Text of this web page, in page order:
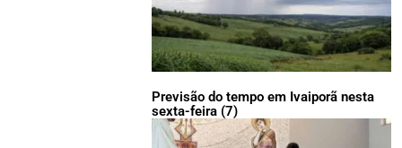
Previsão do tempo em Ivaiporã nesta
sexta-feira (7)